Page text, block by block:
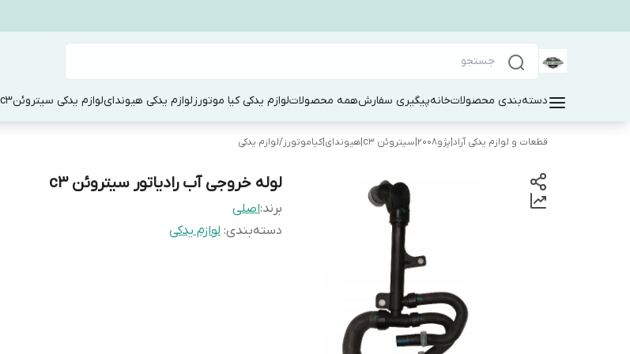
دسته‌بندی محصولاتخانهپیگیری سفارشهمه محصولاتلوازم یدکی کیا موتورزلوازم یدکی هیوندایلوازم یدکی سیتروئنc3
قطعات و لوازم یدکی آراد|پژو۲۰۰۸|سیتروئن c3|هیوندای|کیاموتورز /لوازم یدکی
لوله خروجی آب رادیاتور سیتروئن c3
برند:اصلی
دسته‌بندی: لوازم یدکی